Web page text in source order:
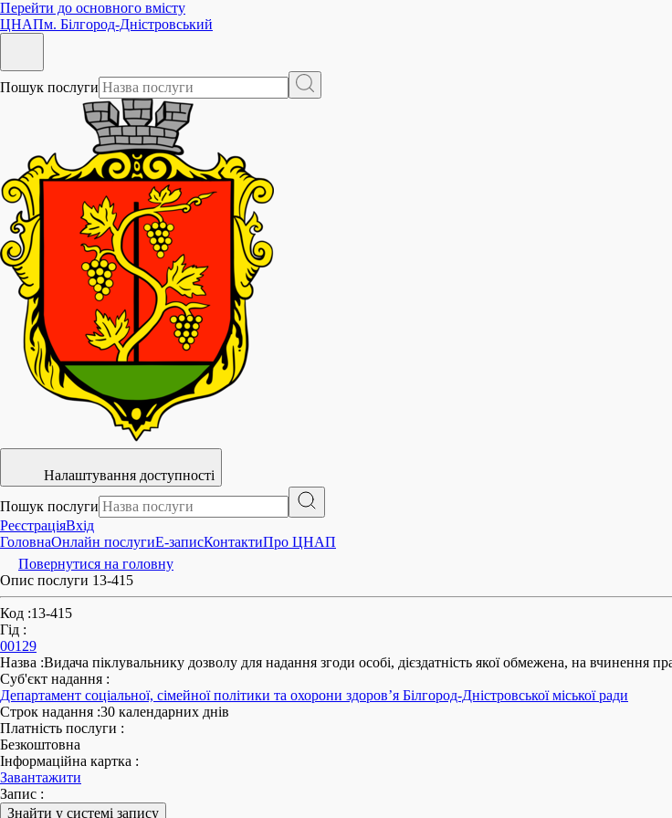
Перейти до основного вмісту
ЦНАПм. Білгород-Дністровський
Пошук послуги
Налаштування доступності
Пошук послуги
РеєстраціяВхід
ГоловнаОнлайн послугиE-записКонтактиПро ЦНАП
Повернутися на головну
Опис послуги 13-415
Код :13-415
Гід :
00129
Назва :Видача піклувальнику дозволу для надання згоди особі, дієздатність якої обмежена, на вчинення
Суб'єкт надання :
Департамент соціальної, сімейної політики та охорони здоров’я Білгород-Дністровської міської ради
Строк надання :30 календарних днів
Платність послуги :
Безкоштовна
Інформаційна картка :
Завантажити
Запис :
Знайти у системі запису